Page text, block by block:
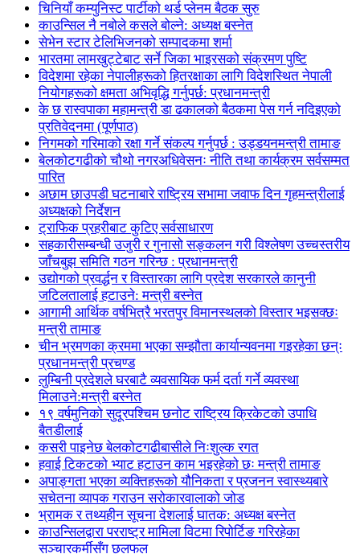
चिनियाँ कम्युनिस्ट पार्टीको थर्ड प्लेनम बैठक सुरु
काउन्सिल नै नबोले कसले बोल्ने: अध्यक्ष बस्नेत
सेभेन स्टार टेलिभिजनको सम्पादकमा शर्मा
भारतमा लामखुट्टेबाट सर्ने जिका भाइरसको संक्रमण पुष्टि
विदेशमा रहेका नेपालीहरूको हितरक्षाका लागि विदेशस्थित नेपाली
नियोगहरूको क्षमता अभिवृद्धि गर्नुपर्छ: प्रधानमन्त्री
के छ रास्वपाका महामन्त्री डा ढकालको बैठकमा पेस गर्न नदिइएको
प्रतिवेदनमा (पूर्णपाठ)
निगमको गरिमाको रक्षा गर्ने संकल्प गर्नुपर्छ : उड्डयनमन्त्री तामाङ
बेलकोटगढीको चौथो नगरअधिवेसनः नीति तथा कार्यक्रम सर्वसम्मत
पारित
अछाम छाउपडी घटनाबारे राष्ट्रिय सभामा जवाफ दिन गृहमन्त्रीलाई
अध्यक्षको निर्देशन
ट्राफिक प्रहरीबाट कुटिए सर्वसाधारण
सहकारीसम्बन्धी उजुरी र गुनासो सङ्कलन गरी विश्लेषण उच्चस्तरीय
जाँचबुझ समिति गठन गरिन्छ : प्रधानमन्त्री
उद्योगको प्रवर्द्धन र विस्तारका लागि प्रदेश सरकारले कानुनी
जटिलतालाई हटाउने: मन्त्री बस्नेत
आगामी आर्थिक वर्षभित्रै भरतपुर विमानस्थलको विस्तार भइसक्छः
मन्त्री तामाङ
चीन भ्रमणका क्रममा भएका सम्झौता कार्यान्यवनमा गइरहेका छन्ः
प्रधानमन्त्री प्रचण्ड
लुम्बिनी प्रदेशले घरबाटै व्यवसायिक फर्म दर्ता गर्ने व्यवस्था
मिलाउने:मन्त्री बस्नेत
१९ वर्षमुनिको सुदूरपश्चिम छनोट राष्ट्रिय क्रिकेटको उपाधि
बैतडीलाई
कसरी पाइनेछ बेलकोटगढीबासीले निःशुल्क रगत
हवाई टिकटको भ्याट हटाउन काम भइरहेको छः मन्त्री तामाङ
अपाङ्गता भएका व्यक्तिहरूको यौनिकता र प्रजनन स्वास्थ्यबारे
सचेतना व्यापक गराउन सरोकारवालाको जोड
भ्रामक र तथ्यहीन सूचना देशलाई घातक: अध्यक्ष बस्नेत
काउन्सिलद्वारा परराष्ट्र मामिला विटमा रिपोर्टिङ गरिरहेका
सञ्चारकर्मीसँग छलफल